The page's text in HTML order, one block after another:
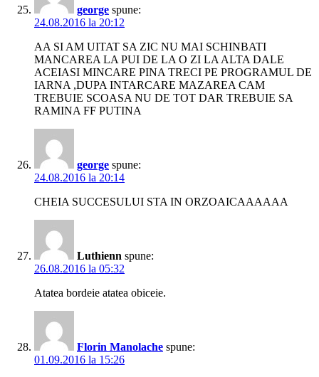
george spune:
24.08.2016 la 20:12
AA SI AM UITAT SA ZIC NU MAI SCHINBATI
MANCAREA LA PUI DE LA O ZI LA ALTA DALE
ACEIASI MINCARE PINA TRECI PE PROGRAMUL DE
IARNA ,DUPA INTARCARE MAZAREA CAM
TREBUIE SCOASA NU DE TOT DAR TREBUIE SA
RAMINA FF PUTINA
george spune:
24.08.2016 la 20:14
CHEIA SUCCESULUI STA IN ORZOAICAAAAAA
Luthienn spune:
26.08.2016 la 05:32
Atatea bordeie atatea obiceie.
Florin Manolache spune:
01.09.2016 la 15:26